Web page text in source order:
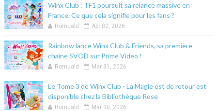
Winx Club : TF1 poursuit sa relance massive en
France. Ce que cela signifie pour les fans ?
Romuald Apr 02, 2026
Rainbow lance Winx Club & Friends, sa première
chaîne SVOD sur Prime Video !
Romuald Mar 31, 2026
Le Tome 3 de Winx Club - La Magie est de retour est
disponible chez la Bibliothèque Rose
Romuald Mar 30, 2026